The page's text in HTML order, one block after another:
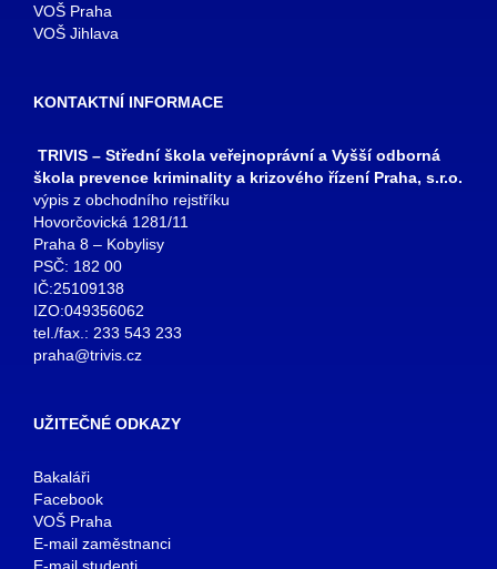
VOŠ Praha
VOŠ Jihlava
KONTAKTNÍ INFORMACE
TRIVIS – Střední škola veřejnoprávní a Vyšší odborná
škola prevence kriminality a krizového řízení Praha, s.r.o.
výpis z obchodního rejstříku
Hovorčovická 1281/11
Praha 8 – Kobylisy
PSČ: 182 00
IČ:25109138
IZO:049356062
tel./fax.: 233 543 233
praha@trivis.cz
UŽITEČNÉ ODKAZY
Bakaláři
Facebook
VOŠ Praha
E-mail zaměstnanci
E-mail studenti